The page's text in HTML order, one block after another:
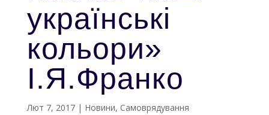
українські
кольори»
І.Я.Франко
Лют 7, 2017| Новини, Самоврядування